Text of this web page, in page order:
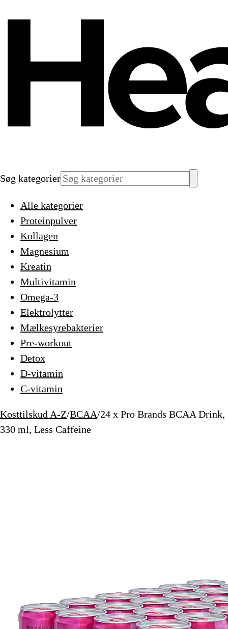
Søg kategorier
Alle kategorier
Proteinpulver
Kollagen
Magnesium
Kreatin
Multivitamin
Omega-3
Elektrolytter
Mælkesyrebakterier
Pre-workout
Detox
D-vitamin
C-vitamin
Kosttilskud A-Z/BCAA/24 x Pro Brands BCAA Drink,
330 ml, Less Caffeine